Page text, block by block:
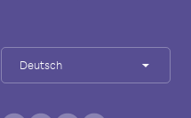
Deutsch